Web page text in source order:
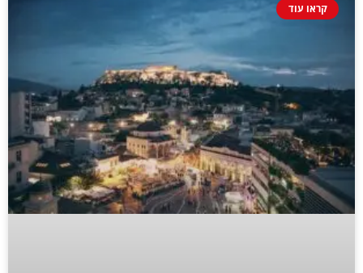
קראו עוד